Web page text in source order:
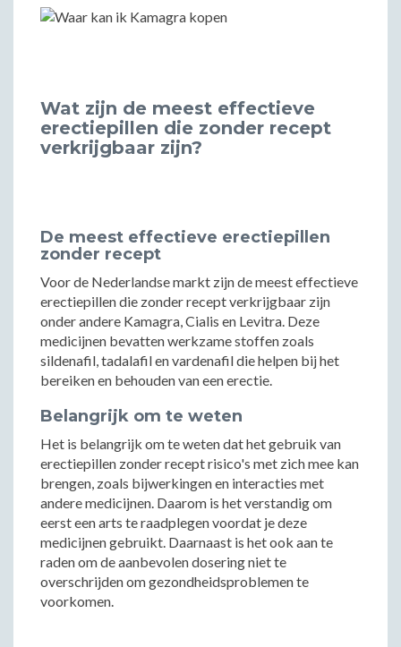
Wat zijn de meest effectieve
erectiepillen die zonder recept
verkrijgbaar zijn?
De meest effectieve erectiepillen
zonder recept
Voor de Nederlandse markt zijn de meest effectieve
erectiepillen die zonder recept verkrijgbaar zijn
onder andere Kamagra, Cialis en Levitra. Deze
medicijnen bevatten werkzame stoffen zoals
sildenafil, tadalafil en vardenafil die helpen bij het
bereiken en behouden van een erectie.
Belangrijk om te weten
Het is belangrijk om te weten dat het gebruik van
erectiepillen zonder recept risico's met zich mee kan
brengen, zoals bijwerkingen en interacties met
andere medicijnen. Daarom is het verstandig om
eerst een arts te raadplegen voordat je deze
medicijnen gebruikt. Daarnaast is het ook aan te
raden om de aanbevolen dosering niet te
overschrijden om gezondheidsproblemen te
voorkomen.